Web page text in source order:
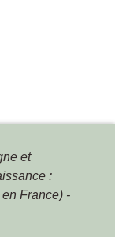
et
:
France) -